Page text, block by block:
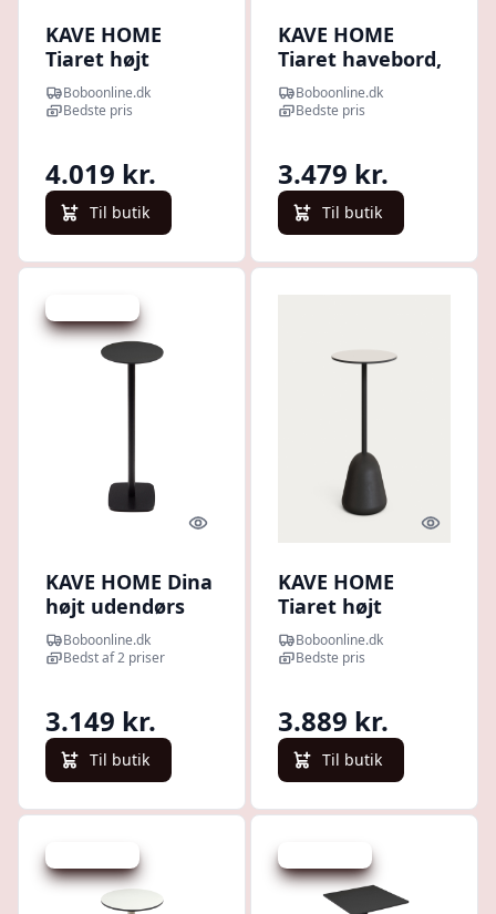
KAVE HOME
Tiaret højt
udendørs
barbord, rund -
og hvid terrazzo
(Ø68x97)
Boboonline.dk
Bedste pris
4.019 kr.
Til butik
KAVE HOME
Tiaret havebord,
rund - hvid
højtrykslaminat
Boboonline.dk
Bedste pris
3.479 kr.
Til butik
Quick look
KAVE HOME Dina
højt udendørs
barbord, rund -
sort HPL og sort
Boboonline.dk
Bedst af 2 priser
3.149 kr.
Til butik
Quick
KAVE HOME
Tiaret højt
udendørs
barbord, rund -
og sort cement
(Ø68x97)
Boboonline.dk
Bedste pris
3.889 kr.
Til butik